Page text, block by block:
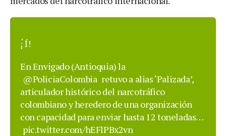
¡́ Í!
En Envigado (Antioquia) la
@PoliciaColombia retuvo a alias ‘Palizada’,
articulador histórico del narcotráfico
colombiano y heredero de una organización
con capacidad para enviar hasta 12 toneladas…
pic.twitter.com/hEFlPBx2vn